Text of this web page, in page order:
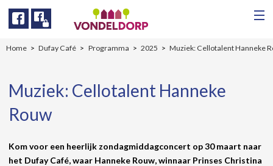
Facebook
Home Dufay Café Programma 2025 Muziek: Cellotalent Hanneke
Muziek: Cellotalent Hanneke
Rouw
Kom voor een heerlijk zondagmiddagconcert op 30 maart naar
het Dufay Café, waar Hanneke Rouw, winnaar Prinses Christina